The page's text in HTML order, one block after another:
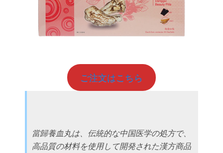
ご注文はこちら
當歸養血丸は、伝統的な中国医学の処方で、
高品質の材料を使用して開発された漢方商品